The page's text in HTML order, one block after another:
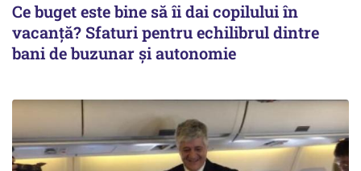
Ce buget este bine să îi dai copilului în
vacanță? Sfaturi pentru echilibrul dintre
bani de buzunar și autonomie